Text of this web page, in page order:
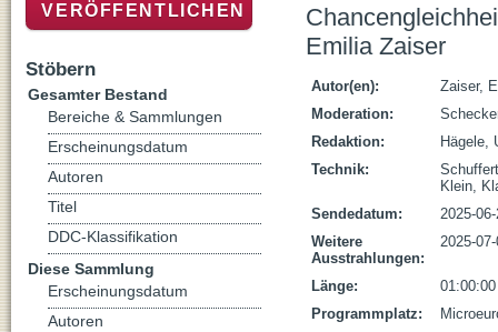
Emilia Zaiser
Autor(en):
Zaiser,
Moderation:
Redaktion:
Hägele,
Technik:
Klein,
Sendedatum:
2025-
Weitere
Ausstrahlungen:
2025-
Länge:
01:00:00
Programmplatz:
VERÖFFENTLICHEN
Stöbern
Gesamter Bestand
Bereiche & Sammlungen
Erscheinungsdatum
Autoren
Titel
DDC-Klassifikation
Diese Sammlung
Erscheinungsdatum
Autoren